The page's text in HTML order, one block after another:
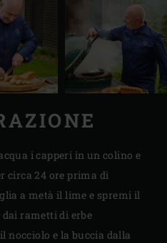
i capperi in un colino e
circa 24 ore prima di
a metà il lime e spremi il
dai rametti di erbe
nocciolo e la buccia dalla